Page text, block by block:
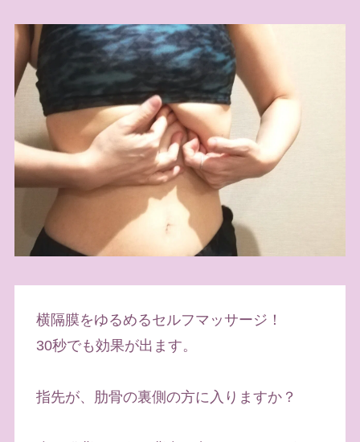
横隔膜をゆるめるセルフマッサージ！
30秒でも効果が出ます。
指先が、肋骨の裏側の方に入りますか？